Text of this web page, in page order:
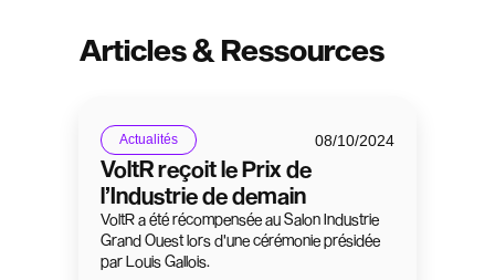
Articles & Ressources
Actualités 08/10/2024
VoltR reçoit le Prix de
l’Industrie de demain
VoltR a été récompensée au Salon Industrie
Grand Ouest lors d'une cérémonie présidée
par Louis Gallois.